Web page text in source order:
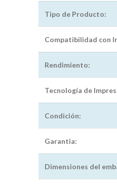
Tipo de Producto:
Compatibilidad con
Rendimiento:
Tecnología de
Condición:
Garantia:
Dimensiones del